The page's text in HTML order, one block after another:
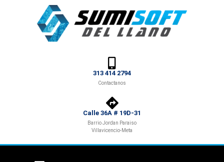
313 414 2794
Contactanos
Calle 36A # 19D-31
Barrio Jordan Paraiso
Villavicencio-Meta